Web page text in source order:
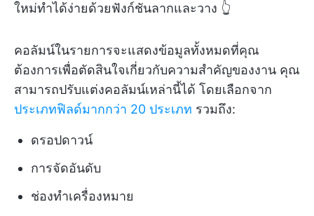
ใหม่ทำได้ง่ายด้วยฟังก์ชันลากและวาง 👆
คอลัมน์ในรายการจะแสดงข้อมูลทั้งหมดที่คุณ
ต้องการเพื่อตัดสินใจเกี่ยวกับความสำคัญของงาน คุณ
สามารถปรับแต่งคอลัมน์เหล่านี้ได้ โดยเลือกจาก
ประเภทฟิลด์มากกว่า 20 ประเภท รวมถึง:
ดรอปดาวน์
การจัดอันดับ
ช่องทำเครื่องหมาย